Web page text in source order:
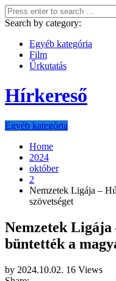
Search by category:
Egyéb kategória
Film
Űrkutatás
Hírkereső
Egyéb kategória
Home
2024
október
2
Nemzetek Ligája –
szövetséget
Nemzetek Ligája
büntették a
by 2024.10.02. 16 Views